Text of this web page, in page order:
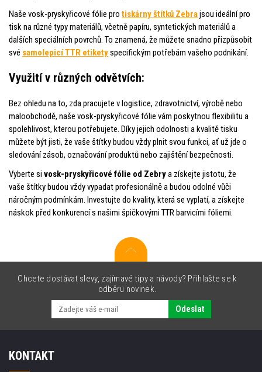
Naše vosk-pryskyřicové fólie pro tiskárny štítků Zebrajsou ideální pro
tisk na různé typy materiálů, včetně papíru, syntetických materiálů a
dalších speciálních povrchů. To znamená, že můžete snadno přizpůsobit
své samolepicí TTR etiketyspecifickým potřebám vašeho podnikání.
Využití v různých odvětvích:
Bez ohledu na to, zda pracujete v logistice, zdravotnictví, výrobě nebo
maloobchodě, naše vosk-pryskyřicové fólie vám poskytnou flexibilitu a
spolehlivost, kterou potřebujete. Díky jejich odolnosti a kvalitě tisku
můžete být jisti, že vaše štítky budou vždy plnit svou funkci, ať už jde o
sledování zásob, označování produktů nebo zajištění bezpečnosti.
Vyberte si vosk-pryskyřicové fólie od Zebrya získejte jistotu, že
vaše štítky budou vždy vypadat profesionálně a budou odolné vůči
náročným podmínkám. Investujte do kvality, která se vyplatí, a získejte
náskok před konkurencí s našimi špičkovými TTR barvicími fóliemi.
Chcete dostávat slevy, zajímavé tipy a návody? Přihlašte se k
odběru novinek.
Odeslat
KONTAKT